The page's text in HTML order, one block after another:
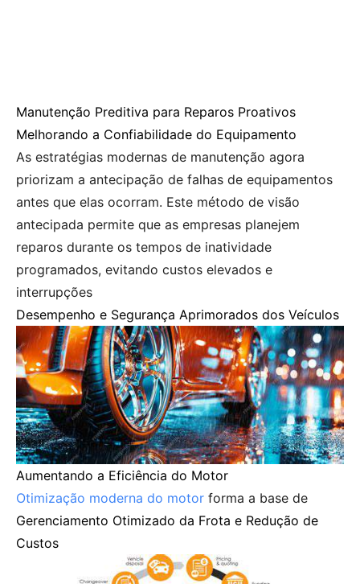
Manutenção Preditiva para Reparos Proativos
Melhorando a Confiabilidade do Equipamento
As estratégias modernas de manutenção agora
priorizam a antecipação de falhas de equipamentos
antes que elas ocorram. Este método de visão
antecipada permite que as empresas planejem
reparos durante os tempos de inatividade
programados, evitando custos elevados e
interrupções
Desempenho e Segurança Aprimorados dos Veículos
Aumentando a Eficiência do Motor
Otimização moderna do motor forma a base de
Gerenciamento Otimizado da Frota e Redução de
Custos